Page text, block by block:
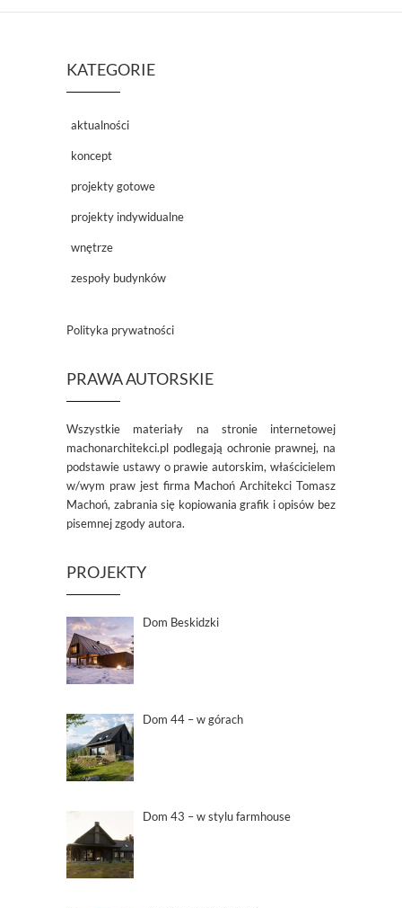
KATEGORIE
aktualności
koncept
projekty gotowe
projekty indywidualne
wnętrze
zespoły budynków
Polityka prywatności
PRAWA AUTORSKIE
Wszystkie materiały na stronie internetowej
machonarchitekci.pl podlegają ochronie prawnej, na
podstawie ustawy o prawie autorskim, właścicielem
w/wym praw jest firma Machoń Architekci Tomasz
Machoń, zabrania się kopiowania grafik i opisów bez
pisemnej zgody autora.
PROJEKTY
Dom Beskidzki
Dom 44 – w górach
Dom 43 – w stylu farmhouse